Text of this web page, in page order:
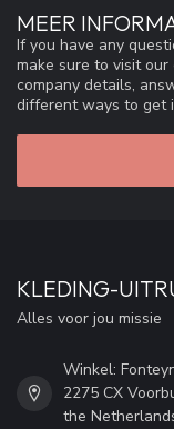
MEER
If you have any
make sure to visit
company details,
different ways to get
KLEDING-
Alles voor jou missie
Winkel:
2275 CX
the